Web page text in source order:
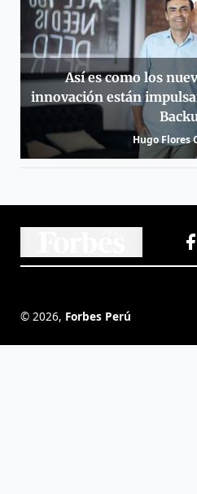
Así es como los
innovación están
Hugo Flores
© 2026, Forbes Perú